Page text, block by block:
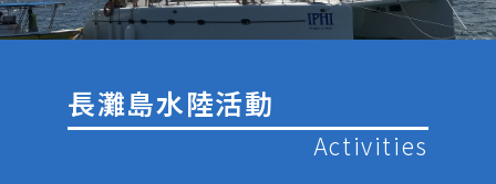
長灘島水陸活動
Activities